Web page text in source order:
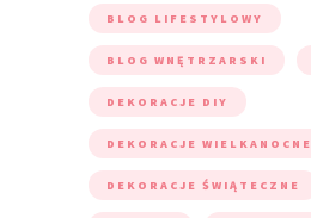
BLOG LIFESTYLOWY
BLOG WNĘTRZARSKI
DEKORACJE DIY
DEKORACJE WIELKANOCNE
DEKORACJE ŚWIĄTECZNE